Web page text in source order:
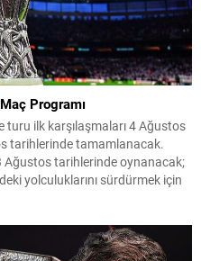
Programı
turu ilk karşılaşmaları 4 Ağustos
tarihlerinde tamamlanacak.
Ağustos tarihlerinde oynanacak;
yolculuklarını sürdürmek için
Çekya temsilcisi Hradec